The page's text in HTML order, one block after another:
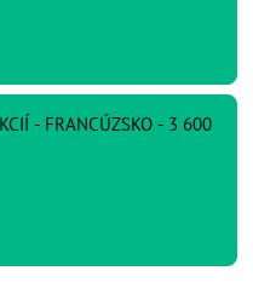
- FRANCÚZSKO - 3 600